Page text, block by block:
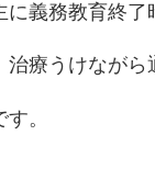
義務教育終
療うけながら
。